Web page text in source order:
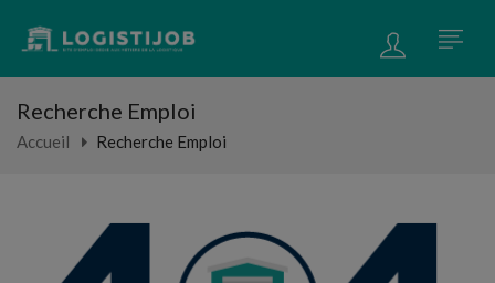
Recherche Emploi
Accueil Recherche Emploi